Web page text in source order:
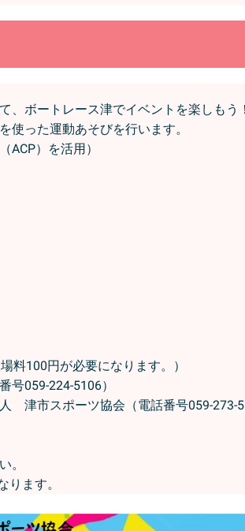
、ボートレース津でイベントを楽しもう
使った運動あそびを行います。
ACP）を活用）
100円が必要になります。）
059-224-5106）
ポーツ協会（電話番号059-273-
。
ます。